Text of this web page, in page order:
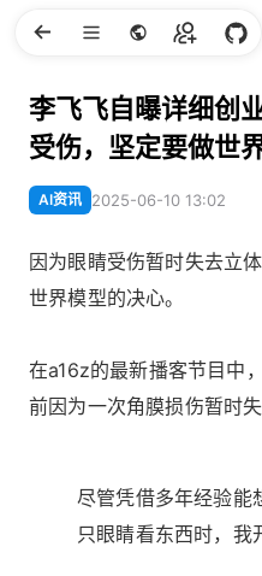
李飞飞自曝详细创
受伤，坚定要做世
AI资讯 2025-06-10 13:02
因为眼睛受伤暂时失去立
世界模型的决心。
在a16z的最新播客节目中
前因为一次角膜损伤暂时
尽管凭借多年经验能
只眼睛看东西时，我